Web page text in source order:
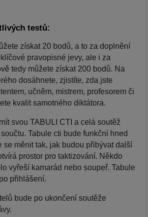
testů:
získat 20 bodů, a to za doplnění
pravopisné jevy, ale i za
tedy můžete získat 200 bodů. Na
dosáhnete, zjistíte, zda jste
učněm, mistrem, profesorem či
kvalit samotného diktátora.
svou TABULI CTI a celá soutěž
Tabule cti bude funkční hned
se měnit tak, jak budou přibývat další
prostor pro taktizování. Někdo
vyřeší kamarád nebo soupeř. Tabule
přihlášení.
bude po ukončení soutěže